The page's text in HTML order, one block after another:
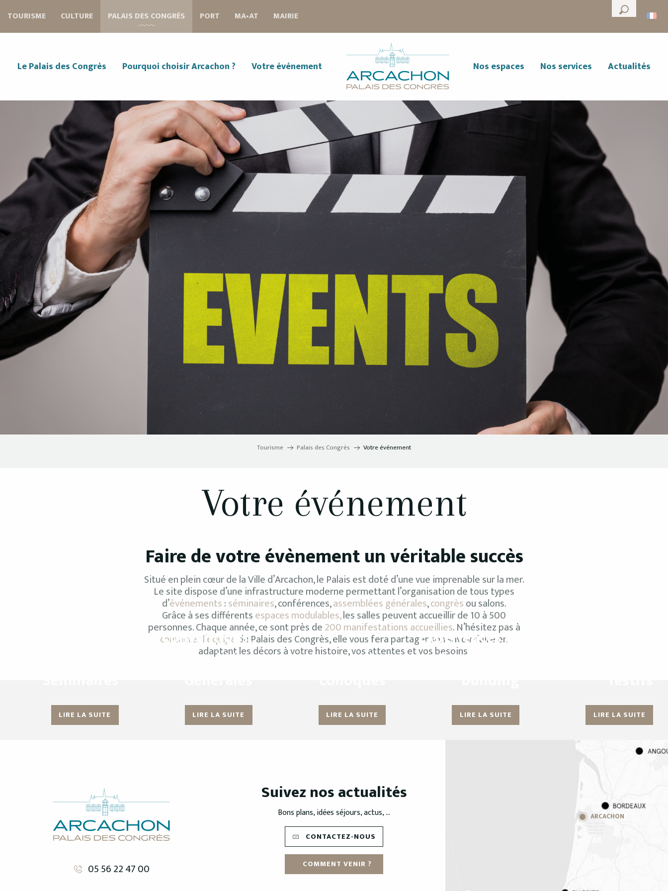
contenu
--°
Recherche
TOURISME CULTURE PALAIS DES CONGRÈS PORT MAIRIE
MA•AT
Le Palais des Congrès Pourquoi choisir Arcachon ? Votre événement Nos espaces Nos services Actualités
Tourisme Palais des Congrès Votre événement
Votre événement
Faire de votre évènement un véritable succès
Situé en plein cœur de la Ville d’Arcachon, le Palais est doté d’une vue imprenable sur la mer.
Le site dispose d’une infrastructure moderne permettant l’organisation de tous types
d’événements:séminaires, conférences,assemblées générales,congrèsou salons.
Grâce à ses différentsespaces modulables,les salles peuvent accueillir de 10 à 500
personnes. Chaque année, ce sont près de200 manifestations accueillies. N’hésitez pas à
contacter l’équipe du Palais des Congrès, elle vous fera partager son savoir-faire en
adaptant les décors à votre histoire, vos attentes et vos besoins.
LIRE LA SUITE
Conventions,
Assemblées
LIRE LA SUITE
Congrès,
LIRE LA SUITE
Expériences et
activités Team
LIRE LA SUITE LIRE LA SUITE
05 56 22 47 00
Suivez nos actualités
Bons plans, idées séjours, actus, ...
CONTACTEZ-NOUS
COMMENT VENIR ?
ARCACHON